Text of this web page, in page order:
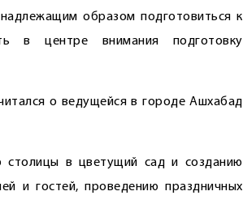
образом подготовиться к
в центре внимания подготовку
о ведущейся в городе Ашхабад
в цветущий сад и созданию
и гостей, проведению праздничных